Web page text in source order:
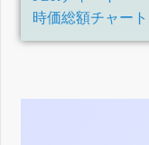
時価総額チャート